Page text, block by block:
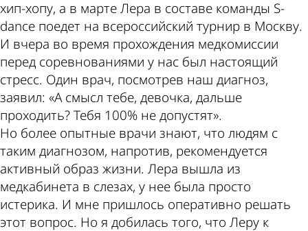
хип-хопу, а в марте Лера в составе команды S-
dance поедет на всероссийский турнир в Москву.
И вчера во время прохождения медкомиссии
перед соревнованиями у нас был настоящий
стресс. Один врач, посмотрев наш диагноз,
заявил: «А смысл тебе, девочка, дальше
проходить? Тебя 100% не допустят».
Но более опытные врачи знают, что людям с
таким диагнозом, напротив, рекомендуется
активный образ жизни. Лера вышла из
медкабинета в слезах, у нее была просто
истерика. И мне пришлось оперативно решать
этот вопрос. Но я добилась того, что Леру к